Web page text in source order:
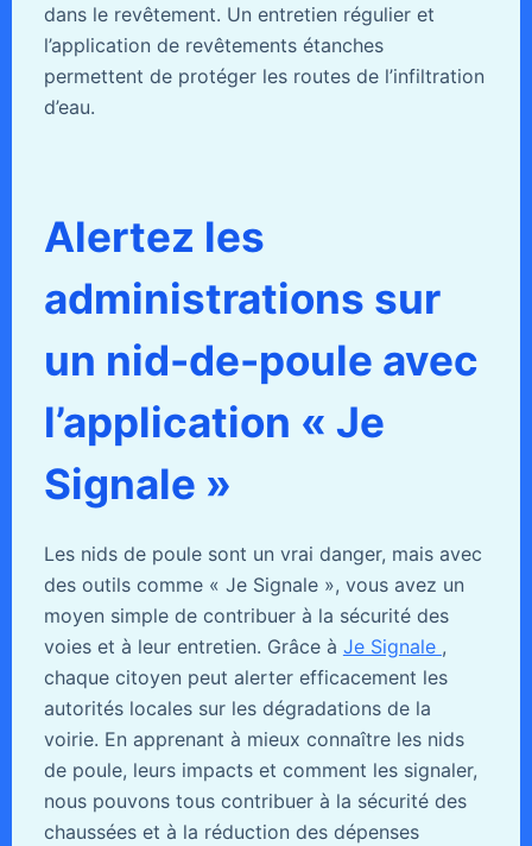
dans le revêtement. Un entretien régulier et
l’application de revêtements étanches
permettent de protéger les routes de l’infiltration
d’eau.
Alertez les
administrations sur
un nid-de-poule avec
l’application « Je
Signale »
Les nids de poule sont un vrai danger, mais avec
des outils comme « Je Signale », vous avez un
moyen simple de contribuer à la sécurité des
voies et à leur entretien. Grâce à Je Signale ,
chaque citoyen peut alerter efficacement les
autorités locales sur les dégradations de la
voirie. En apprenant à mieux connaître les nids
de poule, leurs impacts et comment les signaler,
nous pouvons tous contribuer à la sécurité des
chaussées et à la réduction des dépenses